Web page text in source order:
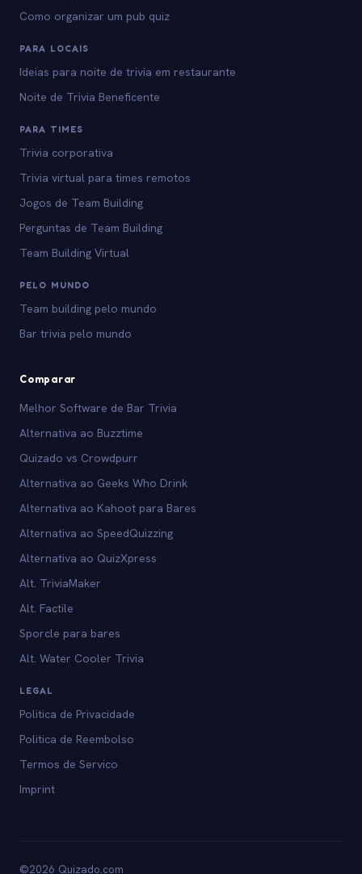
Como organizar um pub quiz
PARA LOCAIS
Ideias para noite de trivia em restaurante
Noite de Trivia Beneficente
PARA TIMES
Trivia corporativa
Trivia virtual para times remotos
Jogos de Team Building
Perguntas de Team Building
Team Building Virtual
PELO MUNDO
Team building pelo mundo
Bar trivia pelo mundo
Comparar
Melhor Software de Bar Trivia
Alternativa ao Buzztime
Quizado vs Crowdpurr
Alternativa ao Geeks Who Drink
Alternativa ao Kahoot para Bares
Alternativa ao SpeedQuizzing
Alternativa ao QuizXpress
Alt. TriviaMaker
Alt. Factile
Sporcle para bares
Alt. Water Cooler Trivia
LEGAL
Politica de Privacidade
Politica de Reembolso
Termos de Servico
Imprint
©2026 Quizado.com